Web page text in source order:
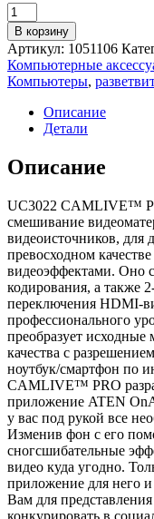
Количество
товара
Переключатель
Aten
UC3022
CamLive
PRO
UVC
(UC3022-
AT-
G)
В корзину
Артикул: 1051106
Компьютерные
Компьютеры,
Описание
Детали
Описание
UC3022 CAMLIVE™
смешивание
видеоисточников, для
превосходном
видеоэффектами. Оно
кодирования, а также
переключения HDMI-
профессионального
преобразует
качества с
ноутбук/смартфон по
CAMLIVE™ PRO
приложение ATEN
у вас под рукой все
Изменив фон с его
сногсшибательные
видео куда угодно.
приложение для него
Вам для
конкурировать в